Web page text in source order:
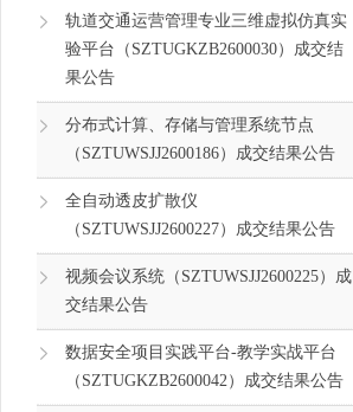
轨道交通运营管理专业三维虚拟仿真实
验平台（SZTUGKZB2600030）成交结
果公告
分布式计算、存储与管理系统节点
（SZTUWSJJ2600186）成交结果公告
全自动透皮扩散仪
（SZTUWSJJ2600227）成交结果公告
视频会议系统（SZTUWSJJ2600225）成
交结果公告
数据安全项目实践平台-教学实战平台
（SZTUGKZB2600042）成交结果公告